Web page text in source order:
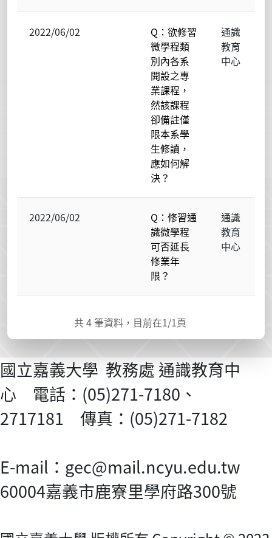
2022/06/02
Q：欲修習
微學程類
別內各系
開設之專
業課程，
然該課程
卻備註僅
限本系學
生修讀，
應如何解
決？
通識
教育
中心
2022/06/02
Q：修習通
識微學程
可否延長
修業年
限？
通識
教育
中心
共4 筆資料，目前在1/1頁
國立嘉義大學 教務處 通識教育中
心 電話：(05)271-7180、
2717181 傳真：(05)271-7182
E-mail：gec@mail.ncyu.edu.tw
60004嘉義市鹿寮里學府路300號